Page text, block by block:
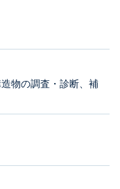
物の調査・診断、補